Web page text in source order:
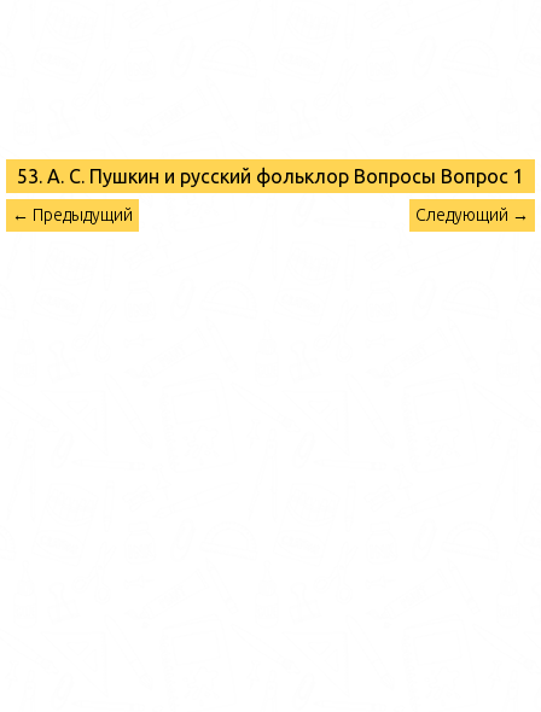
53. А. С. Пушкин и русский фольклор Вопросы Вопрос 1
← Предыдущий Следующий →